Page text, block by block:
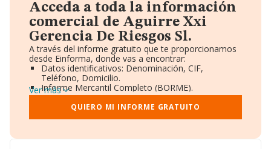
Acceda a toda la información
comercial de Aguirre Xxi
Gerencia De Riesgos Sl.
A través del informe gratuito que te proporcionamos
desde Einforma, donde vas a encontrar:
Datos identificativos: Denominación, CIF,
Teléfono, Domicilio.
Informe Mercantil Completo (BORME).
Gráficos de Evolución Ventas y Empleados.
Consejo de Administración y Administradores.
Directivos y Ejecutivos.
Ver más
QUIERO MI INFORME GRATUITO